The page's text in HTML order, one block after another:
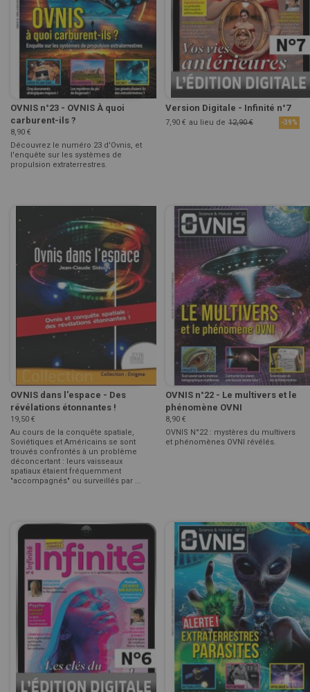
OVNIS n°23 - OVNIS À quoi
carburent-ils ?
8,90 €
Découvrez le numéro 23 d'Ovnis, et
l'enquête sur les systèmes de
propulsion extraterrestres.
Version Digitale - Infinité n°7
7,90 € au lieu de 12,90 € -39%
OVNIS dans l'espace - Des
révélations étonnantes !
19,50 €
Au cours de la conquête spatiale,
Soviétiques et Américains se sont
trouvés confrontés à un problème
déconcertant : leurs vaisseaux
spatiaux étaient fréquemment
"accompagnés" ou surveillés par ...
OVNIS n°22 - Le multivers et le
phénomène OVNI
8,90 €
OVNIS N°22 : mystères du multivers
et phénomènes OVNI révélés.